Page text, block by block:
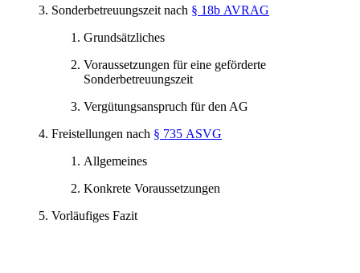
Sonderbetreuungszeit nach § 18b AVRAG
Grundsätzliches
Voraussetzungen für eine geförderte
Sonderbetreuungszeit
Vergütungsanspruch für den AG
Freistellungen nach § 735 ASVG
Allgemeines
Konkrete Voraussetzungen
Vorläufiges Fazit